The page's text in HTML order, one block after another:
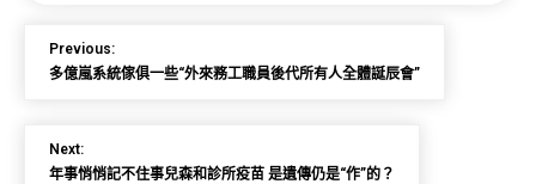
Previous:
多億嵐系統傢俱一些“外來務工職員後代所有人全體誕辰會”
Next:
年事悄悄記不住事兒森和診所疫苗 是遺傳仍是“作”的？